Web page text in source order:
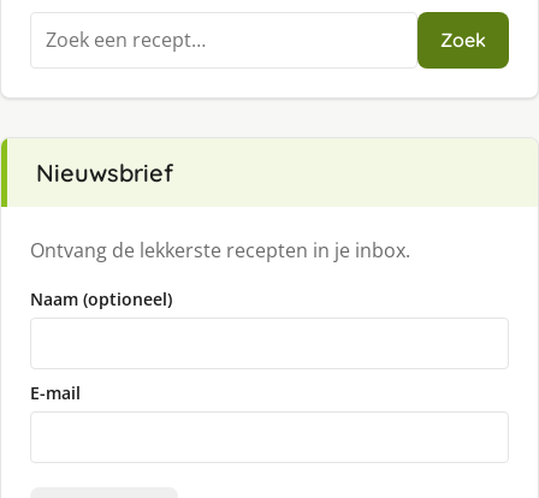
Zoeken
naar:
Zoek
Nieuwsbrief
Ontvang de lekkerste recepten in je inbox.
Naam (optioneel)
E-mail